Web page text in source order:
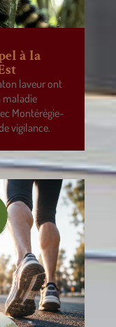
à la
laveur ont
maladie
Montérégie-
vigilance.